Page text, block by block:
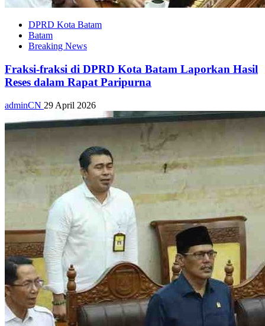
DPRD Kota Batam
Batam
Breaking News
Fraksi-fraksi di DPRD Kota Batam Laporkan Hasil
Reses dalam Rapat Paripurna
adminCN 29 April 2026